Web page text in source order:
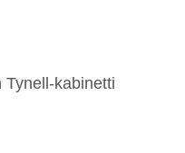
Tynell-kabinetti